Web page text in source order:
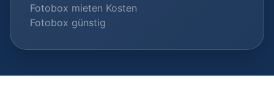
Fotobox mieten Kosten
Fotobox günstig